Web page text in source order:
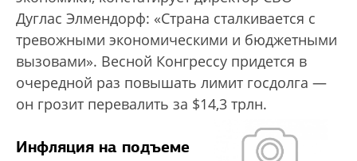
Дуглас Элмендорф: «Страна сталкивается с
тревожными экономическими и бюджетными
вызовами». Весной Конгрессу придется в
очередной раз повышать лимит госдолга —
он грозит перевалить за $14,3 трлн.
Инфляция на подъеме